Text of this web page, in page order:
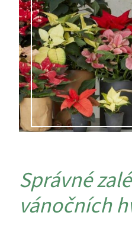
Správné
vánočních